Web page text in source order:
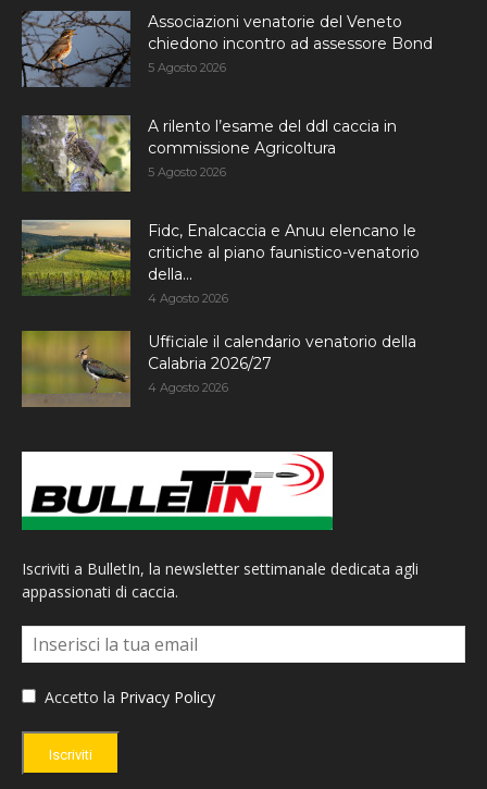
Associazioni venatorie del Veneto
chiedono incontro ad assessore Bond
5 Agosto 2026
A rilento l’esame del ddl caccia in
commissione Agricoltura
5 Agosto 2026
Fidc, Enalcaccia e Anuu elencano le
critiche al piano faunistico-venatorio
della...
4 Agosto 2026
Ufficiale il calendario venatorio della
Calabria 2026/27
4 Agosto 2026
Iscriviti a BulletIn, la newsletter settimanale dedicata agli
appassionati di caccia.
Accetto la Privacy Policy
Iscriviti